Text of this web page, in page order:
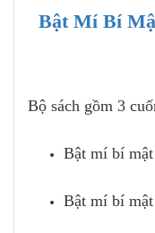
Bật Mí Bí
Bộ sách gồm 3
Bật mí bí
Bật mí bí